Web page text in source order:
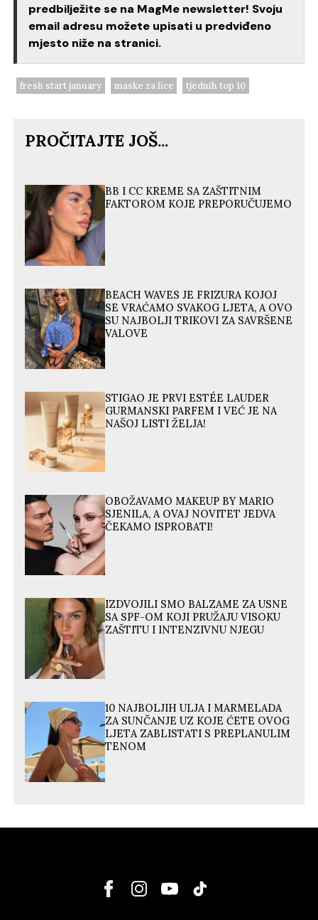
predbilježite se na MagMe newsletter! Svoju
email adresu možete upisati u predviđeno
mjesto niže na stranici.
fresh start january maske za lice tjednih top 10
PROČITAJTE JOŠ...
BB I CC KREME SA ZAŠTITNIM
FAKTOROM KOJE PREPORUČUJEMO
BEACH WAVES JE FRIZURA KOJOJ
SE VRAĆAMO SVAKOG LJETA, A OVO
SU NAJBOLJI TRIKOVI ZA SAVRŠENE
VALOVE
STIGAO JE PRVI ESTÉE LAUDER
GURMANSKI PARFEM I VEĆ JE NA
NAŠOJ LISTI ŽELJA!
OBOŽAVAMO MAKEUP BY MARIO
SJENILA, A OVAJ NOVITET JEDVA
ČEKAMO ISPROBATI!
IZDVOJILI SMO BALZAME ZA USNE
SA SPF-OM KOJI PRUŽAJU VISOKU
ZAŠTITU I INTENZIVNU NJEGU
10 NAJBOLJIH ULJA I MARMELADA
ZA SUNČANJE UZ KOJE ĆETE OVOG
LJETA ZABLISTATI S PREPLANULIM
TENOM